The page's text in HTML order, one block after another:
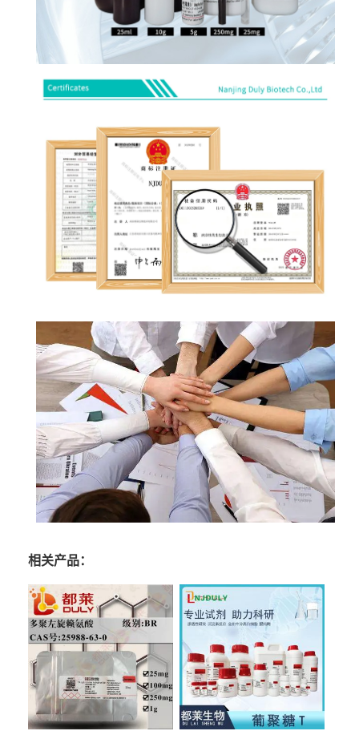
相关产品：